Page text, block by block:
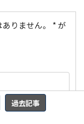
過去記事
りません。
*が